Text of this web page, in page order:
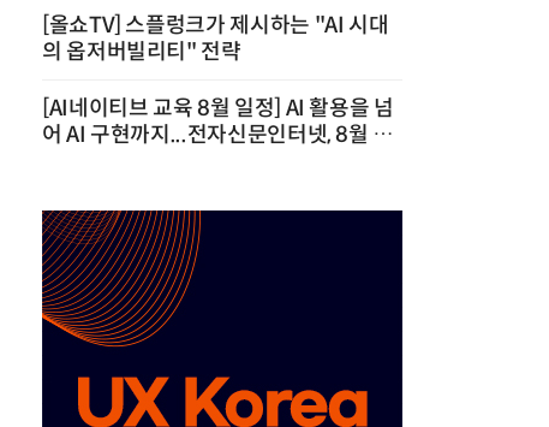
[올쇼TV] 스플렁크가 제시하는 "AI 시대
의 옵저버빌리티" 전략
[AI네이티브 교육 8월 일정] AI 활용을 넘
어 AI 구현까지...전자신문인터넷, 8월 실